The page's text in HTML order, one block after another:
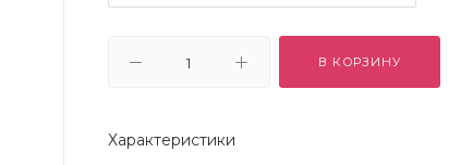
В КОРЗИНУ
Характеристики